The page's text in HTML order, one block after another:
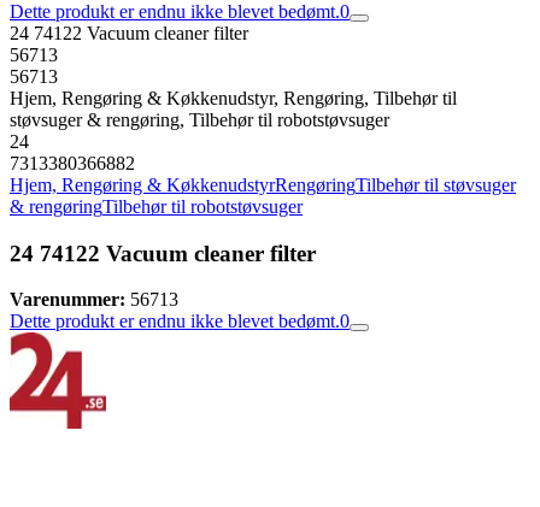
Dette produkt er endnu ikke blevet bedømt.0
24 74122 Vacuum cleaner filter
56713
56713
Hjem, Rengøring & Køkkenudstyr, Rengøring, Tilbehør til
støvsuger & rengøring, Tilbehør til robotstøvsuger
24
7313380366882
Hjem, Rengøring & KøkkenudstyrRengøringTilbehør til støvsuger
& rengøringTilbehør til robotstøvsuger
24 74122 Vacuum cleaner filter
Varenummer: 56713
Dette produkt er endnu ikke blevet bedømt.0